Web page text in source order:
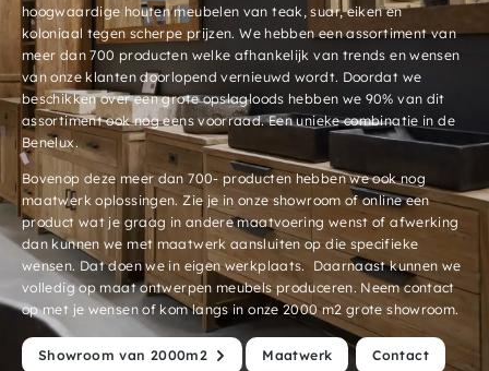
hoogwaardige houten meubelen van teak, suar, eiken en
koloniaal tegen scherpe prijzen. We hebben een assortiment van
meer dan 700 producten welke afhankelijk van trends en wensen
van onze klanten doorlopend vernieuwd wordt. Doordat we
beschikken over een grote opslagloods hebben we 90% van dit
assortiment ook nog eens voorraad. Een unieke combinatie in de
Benelux.
Bovenop deze meer dan 700- producten hebben we ook nog
maatwerk oplossingen. Zie je in onze showroom of online een
product wat je graag in andere maatvoering wenst of afwerking
dan kunnen we met maatwerk aansluiten op die specifieke
wensen. Dat doen we in eigen werkplaats. Daarnaast kunnen we
volledig op maat ontwerpen meubels produceren. Neem contact
op met je wensen of kom langs in onze 2000 m2 grote showroom.
Showroom van 2000m2 Maatwerk Contact